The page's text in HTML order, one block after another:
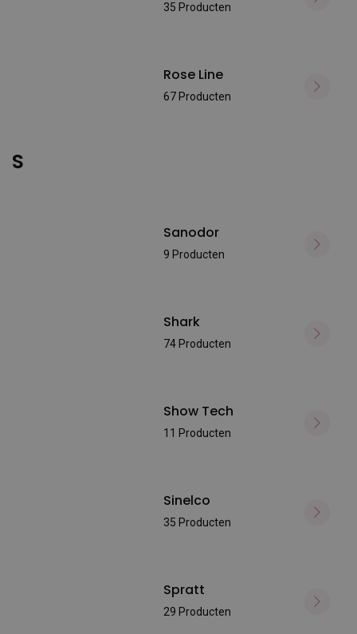
35 Producten
Rose Line
67 Producten
S
Sanodor
9 Producten
Shark
74 Producten
Show Tech
11 Producten
Sinelco
35 Producten
Spratt
29 Producten